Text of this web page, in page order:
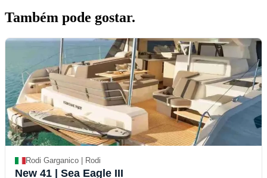
Também pode gostar.
Rodi Garganico | Rodi
New 41 | Sea Eagle III